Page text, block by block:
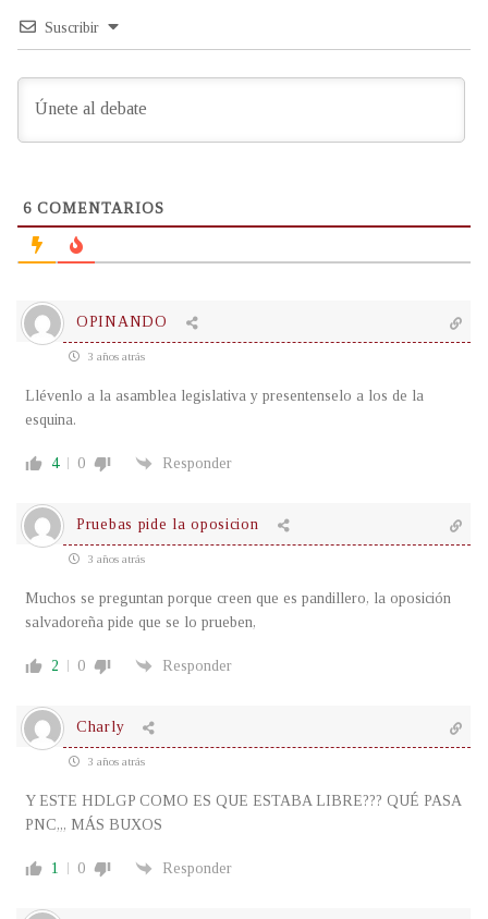
Suscribir
6 COMENTARIOS
OPINANDO
3 años atrás
Llévenlo a la asamblea legislativa y presentenselo a los de la
esquina.
4 0 Responder
Pruebas pide la oposicion
3 años atrás
Muchos se preguntan porque creen que es pandillero, la oposición
salvadoreña pide que se lo prueben,
2 0 Responder
Charly
3 años atrás
Y ESTE HDLGP COMO ES QUE ESTABA LIBRE??? QUÉ PASA
PNC,,, MÁS BUXOS
1 0 Responder